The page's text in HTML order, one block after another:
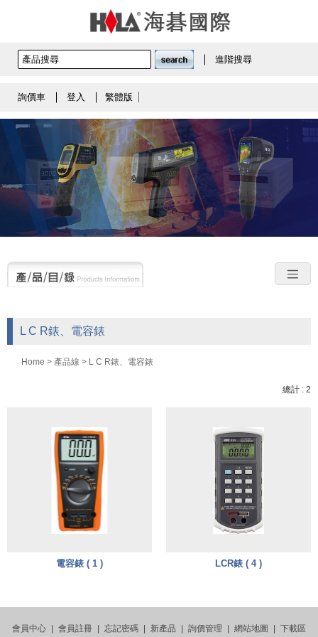
進階搜尋
詢價車 登入 繁體版
L C R錶、電容錶
Home > 產品線 > L C R錶、電容錶
總計 : 2
電容錶 ( 1 ) LCR錶 ( 4 )
會員中心 | 會員註冊 | 忘記密碼 | 新產品 | 詢價管理 | 網站地圖 | 下載區